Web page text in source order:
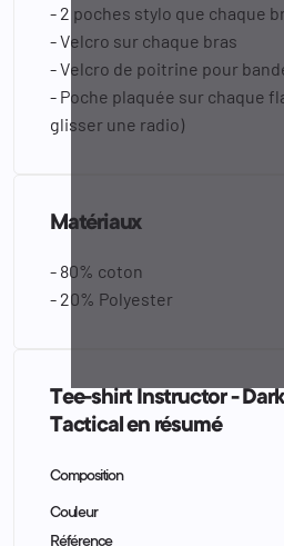
- 2 poches stylo que chaque
- Velcro sur chaque bras
- Velcro de poitrine pour
- Poche plaquée sur chaque
glisser une radio)
Matériaux
- 80% coton
- 20% Polyester
Tee-shirt Instructor -
Tactical en résumé
Composition
Couleur
Référence